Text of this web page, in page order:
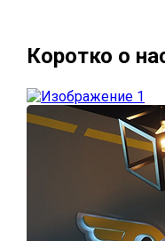
Коротко о